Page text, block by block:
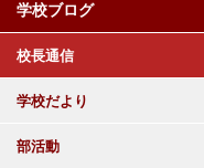
学校ブログ
校長通信
学校だより
部活動